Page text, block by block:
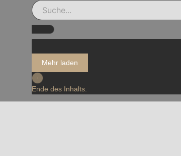
Mehr laden
Ende des Inhalts.